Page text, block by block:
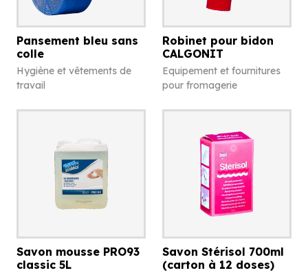
Pansement bleu sans
colle
Hygiène et vêtements de
travail
Robinet pour bidon
CALGONIT
Equipement et fournitures
pour fromagerie
Savon mousse PRO93
classic 5L
Savon Stérisol 700ml
(carton à 12 doses)